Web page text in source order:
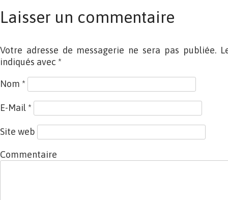
Laisser un commentaire
Votre adresse de messagerie ne sera pas publiée.
indiqués avec *
Nom *
E-Mail *
Site web
Commentaire